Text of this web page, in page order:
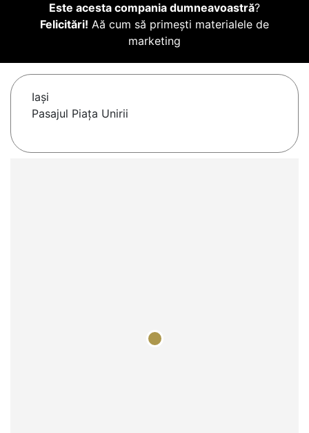
Este acesta compania dumneavoastră?
Felicitări! Aă cum să primești materialele de
marketing
Iaşi
Pasajul Piața Unirii